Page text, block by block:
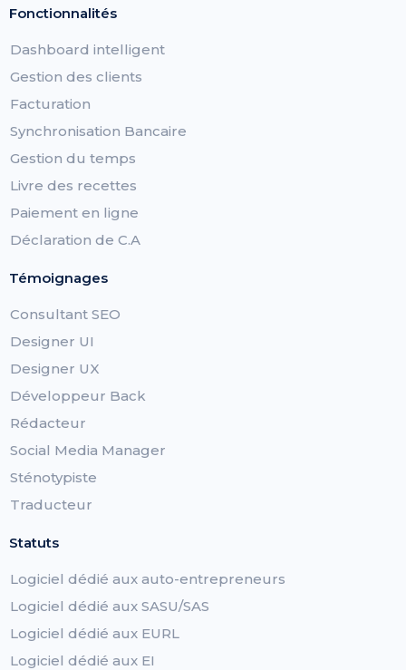
Fonctionnalités
Dashboard intelligent
Gestion des clients
Facturation
Synchronisation Bancaire
Gestion du temps
Livre des recettes
Paiement en ligne
Déclaration de C.A
Témoignages
Consultant SEO
Designer UI
Designer UX
Développeur Back
Rédacteur
Social Media Manager
Sténotypiste
Traducteur
Statuts
Logiciel dédié aux auto-entrepreneurs
Logiciel dédié aux SASU/SAS
Logiciel dédié aux EURL
Logiciel dédié aux EI